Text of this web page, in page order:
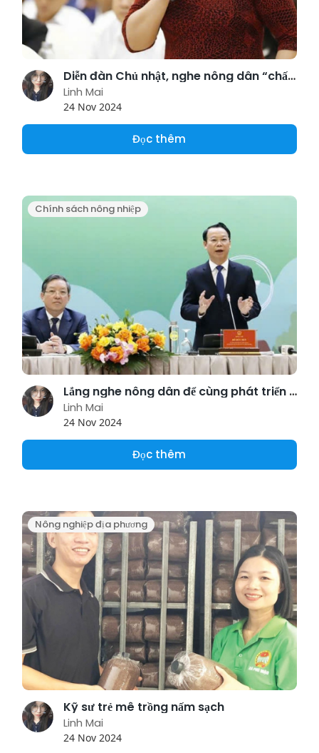
Diễn đàn Chủ nhật, nghe nông dân “chất vấn” về đại điền, đấu giá, thuê đất sản xuất…
Linh Mai
24 Nov 2024
Đọc thêm
Chính sách nông nhiệp
Lắng nghe nông dân để cùng phát triển nông nghiệp xanh
Linh Mai
24 Nov 2024
Đọc thêm
Nông nghiệp địa phương
Kỹ sư trẻ mê trồng nấm sạch
Linh Mai
24 Nov 2024